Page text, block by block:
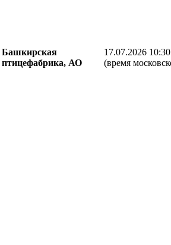
Башкирская
птицефабрика, АО
17.07.2026
(время